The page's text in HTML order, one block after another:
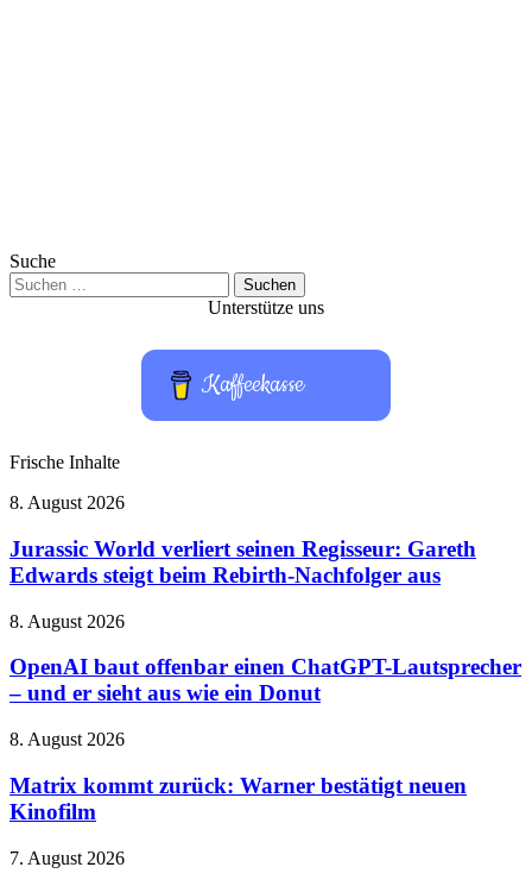
Suche
Suchen
nach:
Unterstütze uns
Kaffeekasse
Frische Inhalte
Jurassic
verliert
seinen
Regisseur:
Edwards
beim
Rebirth-
aus
8. August 2026
Jurassic World verliert seinen Regisseur: Gareth
Edwards steigt beim Rebirth-Nachfolger aus
OpenAI
offenbar
einen
ChatGPT-
–
er
sieht
wie
8. August 2026
OpenAI baut offenbar einen ChatGPT-Lautsprecher
– und er sieht aus wie ein Donut
Matrix
zurück:
Warner
bestätigt
Kinofilm
8. August 2026
Matrix kommt zurück: Warner bestätigt neuen
Kinofilm
HBO
7. August 2026